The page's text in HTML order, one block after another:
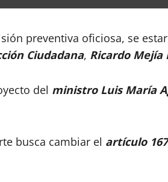
preventiva oficiosa, se
Ciudadana, Ricardo Mejía
del ministro Luis María
busca cambiar el artículo 167